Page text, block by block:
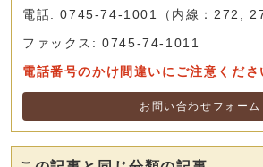
電話: 0745-74-1001（内線：272,
ファックス: 0745-74-1011
電話番号のかけ間違いにご注意くださ
お問い合わせフォーム